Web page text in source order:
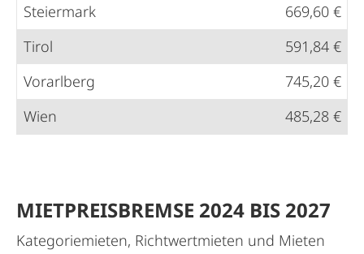
Steiermark
669,60 €
Tirol
591,84 €
Vorarlberg
745,20 €
Wien
485,28 €
MIETPREISBREMSE 2024 BIS 2027
Kategoriemieten, Richtwertmieten und Mieten